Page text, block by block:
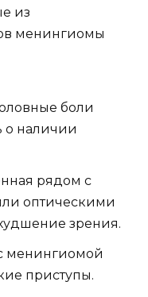
из
менингиомы
боли
о наличии
рядом с
оптическими
зрения.
менингиомой
приступы.